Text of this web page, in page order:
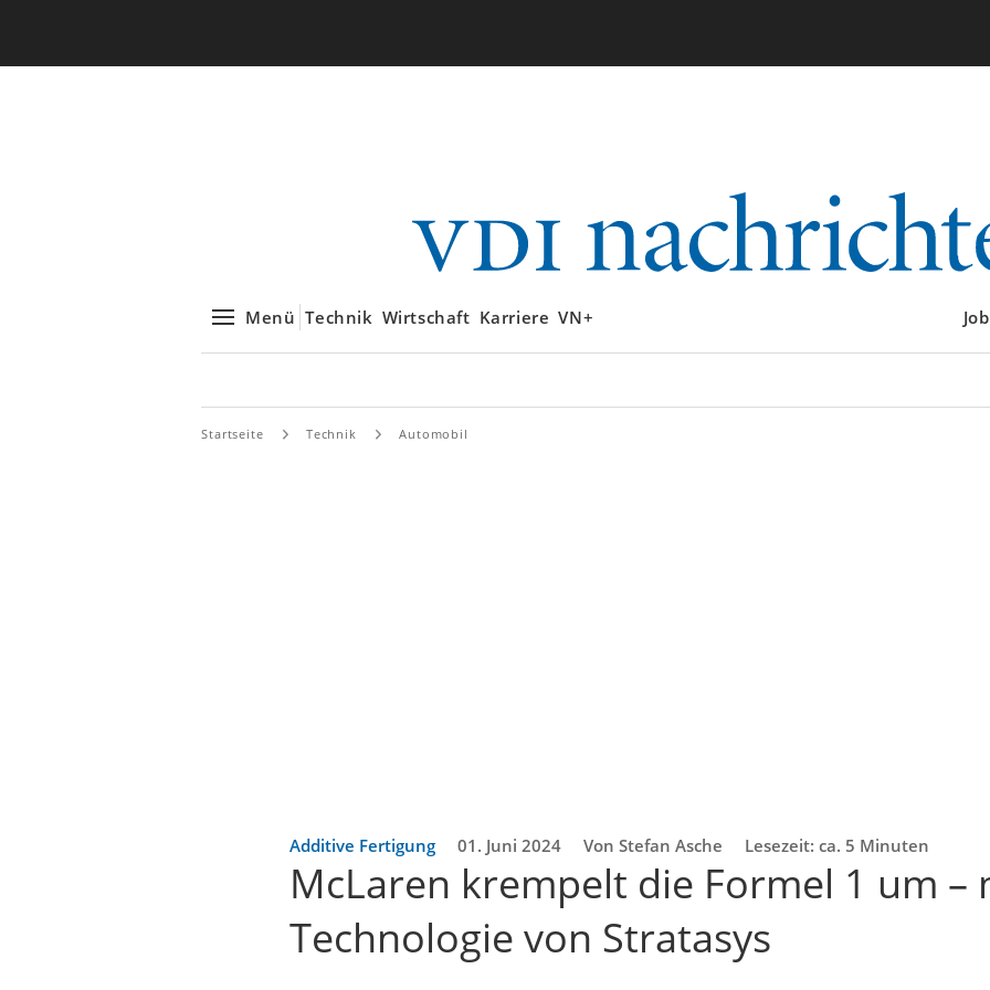
Menü Technik Wirtschaft Karriere VN+
Startseite Technik Automobil
Additive Fertigung 01. Juni 2024 Von Stefan Asche Lesezeit: ca. 5 Minuten
McLaren krempelt die Formel 1 um –
Technologie von Stratasys